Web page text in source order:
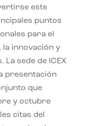
este
puntos
para el
innovación y
La sede de ICEX
presentación
que
y octubre
citas del